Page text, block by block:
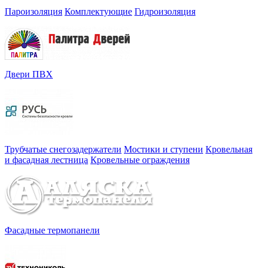
Пароизоляция Комплектующие Гидроизоляция
Двери ПВХ
Трубчатые снегозадержатели Мостики и ступени Кровельная
и фасадная лестница Кровельные ограждения
Фасадные термопанели